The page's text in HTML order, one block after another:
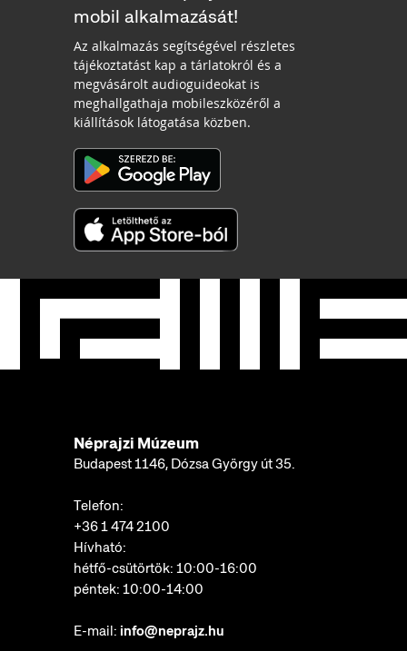
mobil alkalmazását!
Az alkalmazás segítségével részletes
tájékoztatást kap a tárlatokról és a
megvásárolt audioguideokat is
meghallgathaja mobileszközéről a
kiállítások látogatása közben.
Néprajzi Múzeum
Budapest 1146, Dózsa György út 35.
Telefon:
+36 1 474 2100
Hívható:
hétfő-csütörtök: 10:00-16:00
péntek: 10:00-14:00
E-mail: info@neprajz.hu